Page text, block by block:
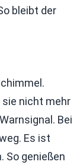
bleibt der
sie nicht mehr
Bei
Es ist
So genießen